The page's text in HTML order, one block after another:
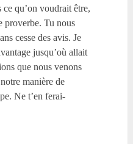
qu’on voudrait être,
proverbe. Tu nous
cesse des avis. Je
jusqu’où allait
que nous venons
manière de
Ne t’en ferai-